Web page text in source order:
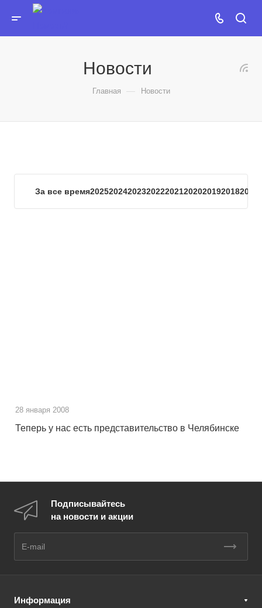
Новости
Главная — Новости
За все время202520242023202220212020201920182017
28 января 2008
Теперь у нас есть представительство в Челябинске
Подписывайтесь
на новости и акции
Информация